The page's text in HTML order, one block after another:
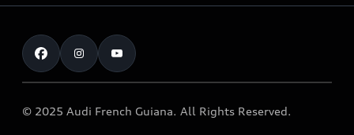
Functions on Demand
Audi Assistance
Campagne de rappel Airbag Takata
myAudi experience
Programme culturel Audi talents
Service clientèle
© 2025 Audi French Guiana. All Rights Reserved.